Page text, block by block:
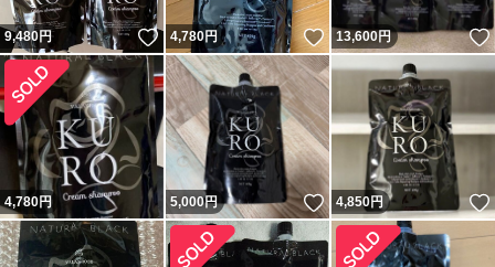
9,480円 いいね！
4,780円 いいね！
13,600円
4,780円 5,000円 いいね！
4,850円